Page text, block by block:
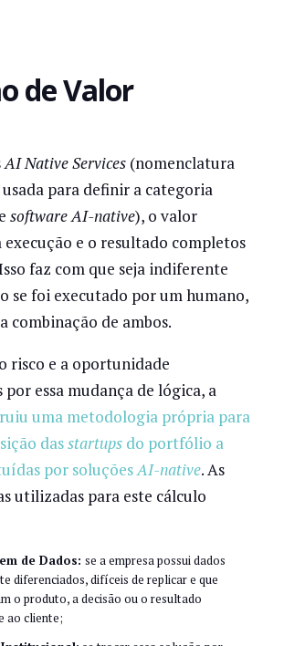
de Valor
AI Native Services(nomenclatura
para definir a categoria
software AI-native), o valor
execução e o resultado completos
faz com que seja indiferente
se foi executado por um humano,
combinação de ambos.
risco e a oportunidade
por essa mudança de lógica, a
uma metodologia própria para
dasstartupsdo portfólio a
por soluçõesAI-native. As
utilizadas para este cálculo
de Dados: se a empresa possui dados
diferenciados, difíceis de replicar e que
o produto, a decisão ou o resultado
ao cliente;